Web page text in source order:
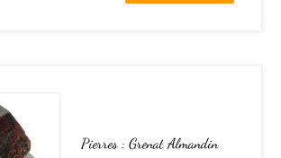
Pierres : Grenat Almandin